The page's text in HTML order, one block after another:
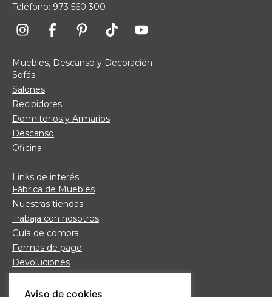
Teléfono: 973 560 300
Muebles, Descanso y Decoración
Sofás
Salones
Recibidores
Dormitorios y Armarios
Descanso
Oficina
Links de interés
Fábrica de Muebles
Nuestras tiendas
Trabaja con nosotros
Guía de compra
Formas de pago
Devoluciones
Garantía Daicar
Preguntas frecuentes
Aviso de cookies